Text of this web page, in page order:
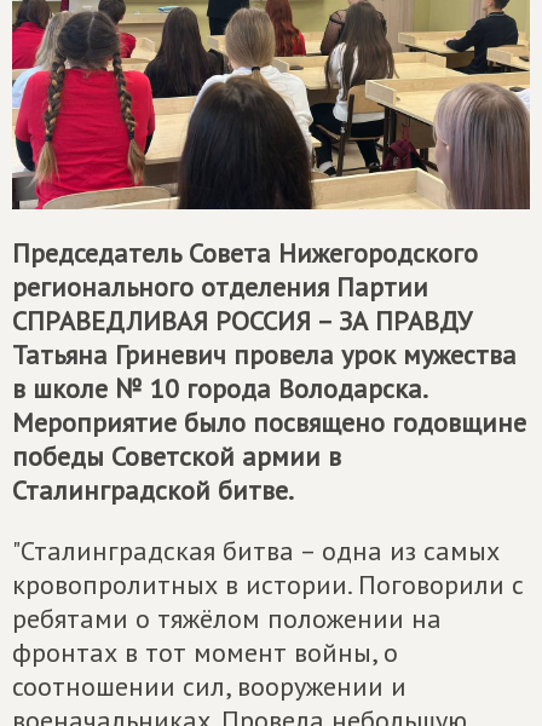
Председатель Совета Нижегородского
регионального отделения Партии
СПРАВЕДЛИВАЯ РОССИЯ – ЗА ПРАВДУ
Татьяна Гриневич провела урок мужества
в школе № 10 города Володарска.
Мероприятие было посвящено годовщине
победы Советской армии в
Сталинградской битве.
"Сталинградская битва – одна из самых
кровопролитных в истории. Поговорили с
ребятами о тяжёлом положении на
фронтах в тот момент войны, о
соотношении сил, вооружении и